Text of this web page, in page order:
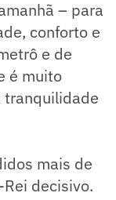
– para
conforto e
e de
é muito
tranquilidade
mais de
decisivo.